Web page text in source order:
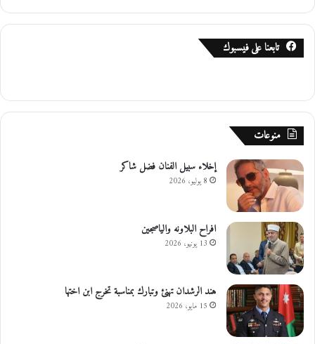
تابعنا على فيسبوك
منوعات
إخلاء سبيل الفنان فضل شاكر
8 يوليو، 2026
افراح البلاونه والياصجين
13 يونيو، 2026
هند الرشدان تهنئ وتبارك بمناسبة تخرج ابن اختها
15 مايو، 2026